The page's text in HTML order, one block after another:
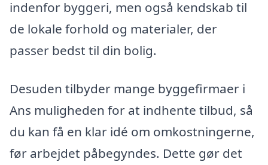
indenfor byggeri, men også kendskab til
de lokale forhold og materialer, der
passer bedst til din bolig.
Desuden tilbyder mange byggefirmaer i
Ans muligheden for at indhente tilbud, så
du kan få en klar idé om omkostningerne,
før arbejdet påbegyndes. Dette gør det